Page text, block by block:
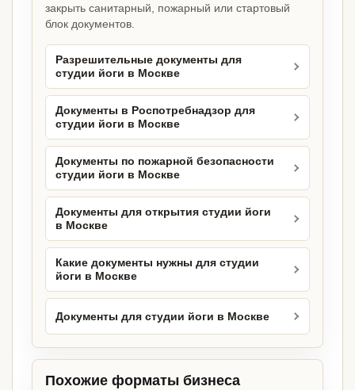
закрыть санитарный, пожарный или стартовый
блок документов.
Разрешительные документы для
студии йоги в Москве
Документы в Роспотребнадзор для
студии йоги в Москве
Документы по пожарной безопасности
студии йоги в Москве
Документы для открытия студии йоги
в Москве
Какие документы нужны для студии
йоги в Москве
Документы для студии йоги в Москве
Похожие форматы бизнеса